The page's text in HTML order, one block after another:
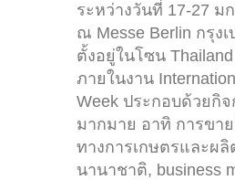
ระหว่างวันที่ 17-27 ม
ณ Messe Berlin กรุง
ตั้งอยู่ในโซน
ภายในงาน
Week ประกอบด้วยกิ
มากมาย อาทิ การขา
ทางการเกษตรและผ
นานาชาติ, business